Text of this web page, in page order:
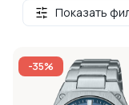
Показать
-35%